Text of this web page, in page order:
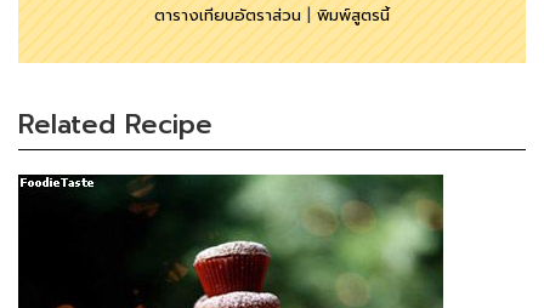
ตารางเทียบอัตราส่วน|พิมพ์สูตรนี้
Related Recipe